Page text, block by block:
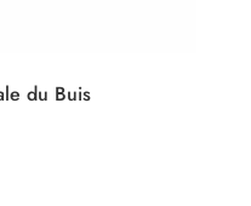
du Buis